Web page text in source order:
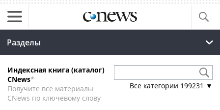
Разделы
Индексная книга (каталог)
CNews*
Получите все материалы
CNews по ключевому слову
Все категории 199231 ▼